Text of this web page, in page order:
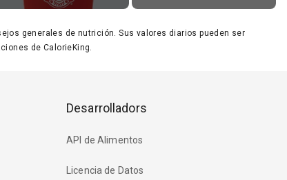
generales de nutrición. Sus valores diarios pueden ser
de CalorieKing.
Desarrolladors
API de Alimentos
Licencia de Datos